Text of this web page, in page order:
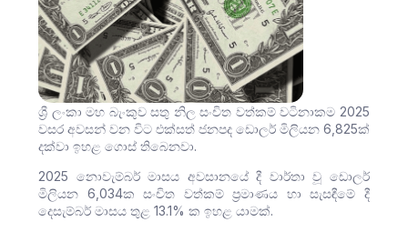
ශ්‍රී ලංකා මහ බැංකුව සතු නිල සංචිත වත්කම් වටිනාකම 2025
වසර අවසන් වන විට එක්සත් ජනපද ඩොලර් මිලියන 6,825ක්
දක්වා ඉහළ ගොස් තිබෙනවා.
2025 නොවැම්බර් මාසය අවසානයේ දී වාර්තා වූ ඩොලර්
මිලියන 6,034ක සංචිත වත්කම් ප්‍රමාණය හා සැසඳීමේ දී
දෙසැම්බර් මාසය තුළ 13.1% ක ඉහළ යාමක්.